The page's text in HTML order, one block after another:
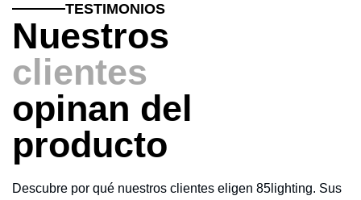
TESTIMONIOS
Nuestros
clientes
opinan del
producto
Descubre por qué nuestros clientes eligen 85lighting. Sus